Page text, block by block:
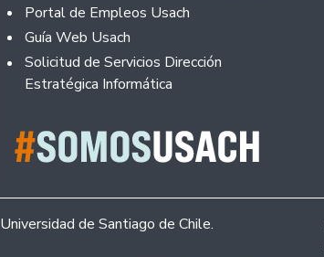
Portal de Empleos Usach
Guía Web Usach
Solicitud de Servicios Dirección
Estratégica Informática
Universidad de Santiago de Chile.